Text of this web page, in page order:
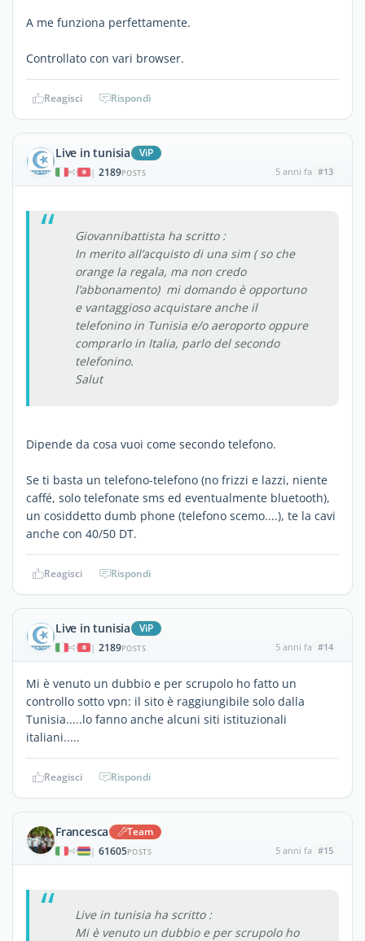
A me funziona perfettamente.
Controllato con vari browser.
Reagisci Rispondi
Live in tunisia ViP
| 2189POSTS 5 anni fa #13
Giovannibattista ha scritto :
In merito all’acquisto di una sim ( so che
orange la regala, ma non credo
l’abbonamento) mi domando è opportuno
e vantaggioso acquistare anche il
telefonino in Tunisia e/o aeroporto oppure
comprarlo in Italia, parlo del secondo
telefonino.
Salut
Dipende da cosa vuoi come secondo telefono.
Se ti basta un telefono-telefono (no frizzi e lazzi, niente
caffé, solo telefonate sms ed eventualmente bluetooth),
un cosiddetto dumb phone (telefono scemo....), te la cavi
anche con 40/50 DT.
Reagisci Rispondi
Live in tunisia ViP
| 2189POSTS 5 anni fa #14
Mi è venuto un dubbio e per scrupolo ho fatto un
controllo sotto vpn: il sito è raggiungibile solo dalla
Tunisia.....lo fanno anche alcuni siti istituzionali
italiani.....
Reagisci Rispondi
Francesca Team
| 61605POSTS 5 anni fa #15
Live in tunisia ha scritto :
Mi è venuto un dubbio e per scrupolo ho